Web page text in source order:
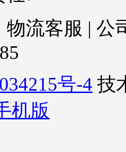
流客服 | 公
号-4 技
机版